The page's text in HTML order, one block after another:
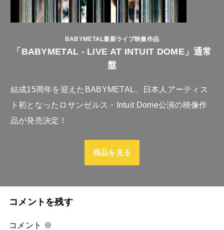
BABYMETAL最新ライブ映像作品
「BABYMETAL - LIVE AT INTUIT DOME」通常
盤
結成15周年を迎えたBABYMETAL、日本人アーティス
ト初となったロサンゼルス・Intuit Dome公演の映像作
品が発売決定！
商品を見る
コメントを残す
コメント ※